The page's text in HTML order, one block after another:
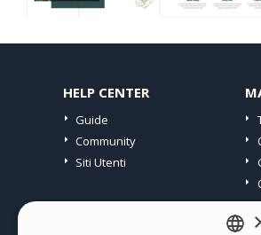
HELP CENTER
Guide
Community
Siti Utenti